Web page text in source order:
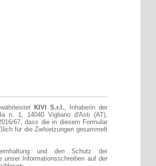
KIVI S.r.l., Inhaberin der
n. 1, 14040 Vigliano d'Asti (AT),
67, dass die in diesem Formular
für die Zielsetzungen gesammelt
und den Schutz der
unser Informationsschreiben auf der